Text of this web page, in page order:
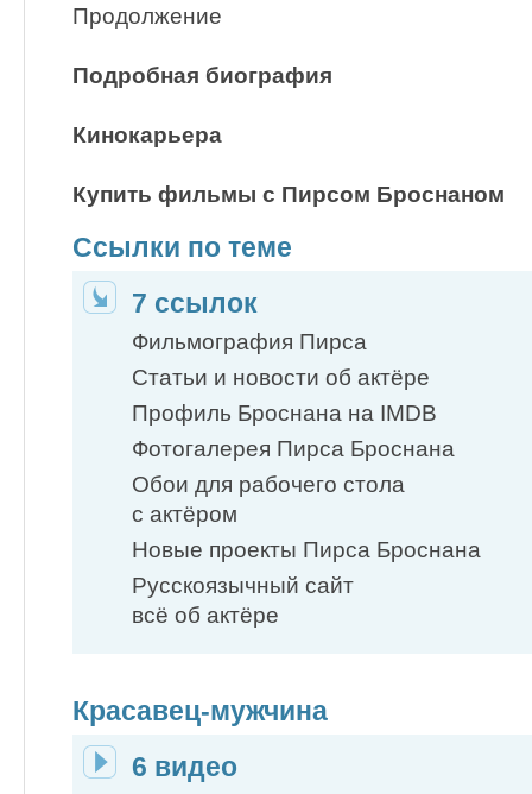
Продолжение
Подробная биография
Кинокарьера
Купить фильмы с Пирсом Броснаном
Ссылки по теме
7 ссылок
Фильмография Пирса
Статьи и новости об актёре
Профиль Броснана на IMDB
Фотогалерея Пирса Броснана
Обои для рабочего стола
с актёром
Новые проекты Пирса Броснана
Русскоязычный сайт
всё об актёре
Красавец-мужчина
6 видео